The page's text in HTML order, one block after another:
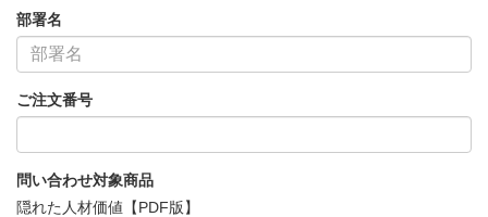
部署名
ご注文番号
問い合わせ対象商品
隠れた人材価値【PDF版】